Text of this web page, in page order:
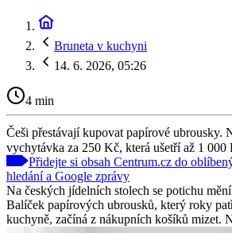
Bruneta v kuchyni
14. 6. 2026, 05:26
4 min
Češi přestávají kupovat papírové ubrousky.
vychytávka za 250 Kč, která ušetří až 1 000
Přidejte si obsah Centrum.cz do
hledání a Google zprávy
Na českých jídelních stolech se potichu
Balíček papírových ubrousků, který roky
kuchyně, začíná z nákupních košíků mizet.